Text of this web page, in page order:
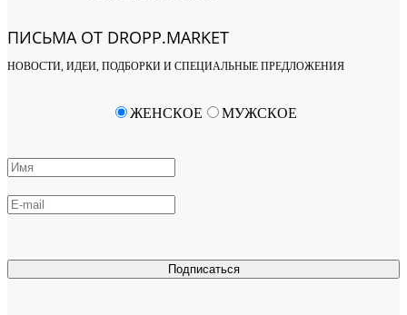
ПИСЬМА ОТ DROPP.MARKET
НОВОСТИ, ИДЕИ, ПОДБОРКИ И СПЕЦИАЛЬНЫЕ ПРЕДЛОЖЕНИЯ
Подписаться
ЖЕНСКОЕ МУЖСКОЕ